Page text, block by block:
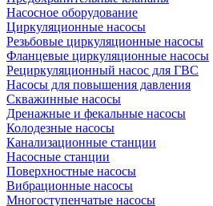
Насосное оборудование
Циркуляционные насосы
Резьбовые циркуляционные насосы
Фланцевые циркуляционные насосы
Рециркуляционный насос для ГВС
Насосы для повышения давления
Скважинные насосы
Дренажные и фекальные насосы
Колодезные насосы
Канализационные станции
Насосные станции
Поверхностные насосы
Вибрационные насосы
Многоступенчатые насосы